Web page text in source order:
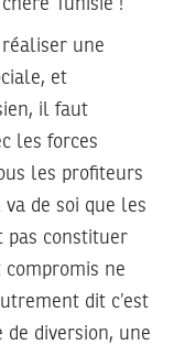
Tunisie !
réaliser une
et
il faut
les forces
les profiteurs
de soi que les
pas constituer
ne
dit c’est
de diversion, une